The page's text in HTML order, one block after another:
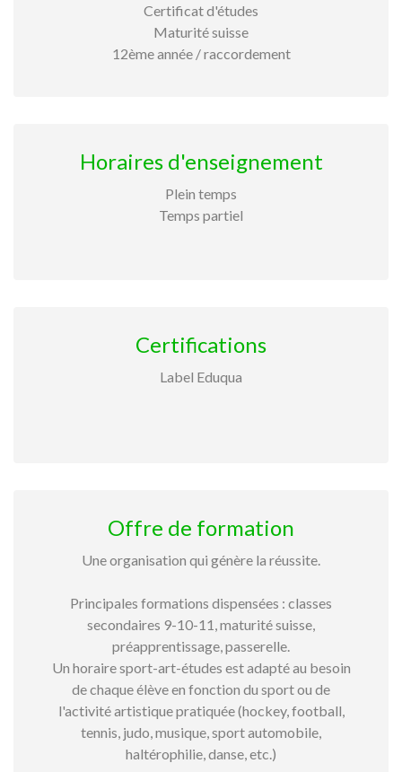
Certificat d'études
Maturité suisse
12ème année / raccordement
Horaires d'enseignement
Plein temps
Temps partiel
Certifications
Label Eduqua
Offre de formation
Une organisation qui génère la réussite.
Principales formations dispensées : classes
secondaires 9-10-11, maturité suisse,
préapprentissage, passerelle.
Un horaire sport-art-études est adapté au besoin
de chaque élève en fonction du sport ou de
l'activité artistique pratiquée (hockey, football,
tennis, judo, musique, sport automobile,
haltérophilie, danse, etc.)